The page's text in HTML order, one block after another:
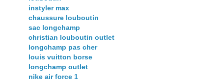
instyler max
chaussure louboutin
sac longchamp
christian louboutin outlet
longchamp pas cher
louis vuitton borse
longchamp outlet
nike air force 1